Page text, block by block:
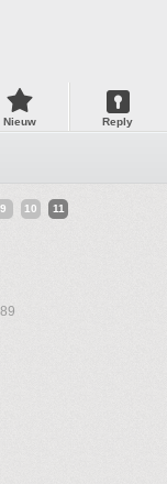
Nieuw Reply
9 10 11